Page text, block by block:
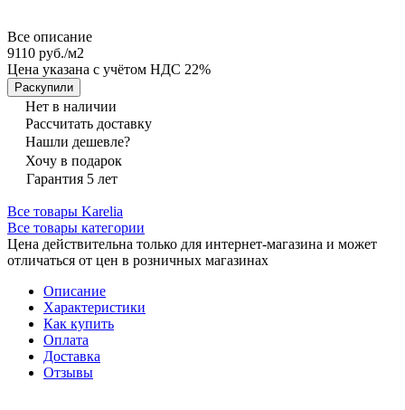
Все описание
9110 руб./м2
Цена указана с учётом НДС 22%
Раскупили
Нет в наличии
Рассчитать доставку
Нашли дешевле?
Хочу в подарок
Гарантия 5 лет
Все товары Karelia
Все товары категории
Цена действительна только для интернет-магазина и может
отличаться от цен в розничных магазинах
Описание
Характеристики
Как купить
Оплата
Доставка
Отзывы